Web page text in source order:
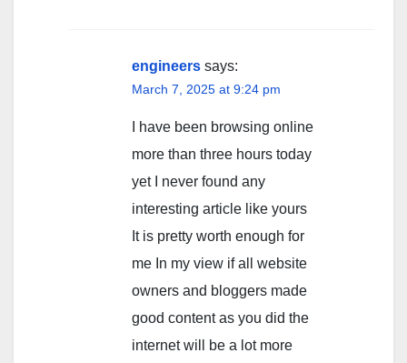
engineers says:
March 7, 2025 at 9:24 pm
I have been browsing online
more than three hours today
yet I never found any
interesting article like yours
It is pretty worth enough for
me In my view if all website
owners and bloggers made
good content as you did the
internet will be a lot more